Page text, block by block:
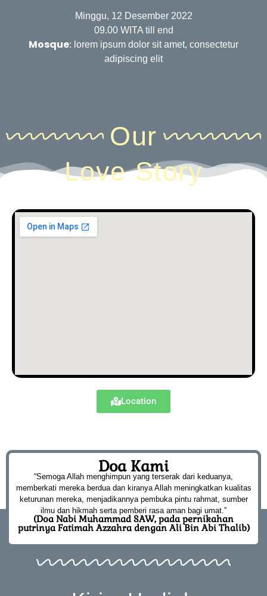
Minggu, 12 Desember 2022
09.00 WITA till end
Mosque: lorem ipsum dolor sit amet, consectetur
adipiscing elit
Our
Love Story
Location
Doa Kami
“Semoga Allah menghimpun yang terserak dari keduanya,
memberkati mereka berdua dan kiranya Allah meningkatkan kualitas
keturunan mereka, menjadikannya pembuka pintu rahmat, sumber
ilmu dan hikmah serta pemberi rasa aman bagi umat.”
(Doa Nabi Muhammad SAW, pada pernikahan
putrinya Fatimah Azzahra dengan Ali Bin Abi Thalib)